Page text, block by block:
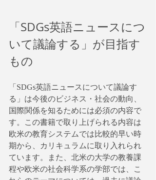
「SDGs英語ニュースにつ
いて議論する」が目指す
もの
「SDGs英語ニュースについて議論す
る」は今後のビジネス・社会の動向、
国際関係を知るためには必須の内容で
す。この書籍で取り上げられる内容は
欧米の教育システムでは比較的早い時
期から、カリキュラムに取り入れられ
ています。また、北米の大学の教養課
程や欧米の社会科学系の学部では、こ